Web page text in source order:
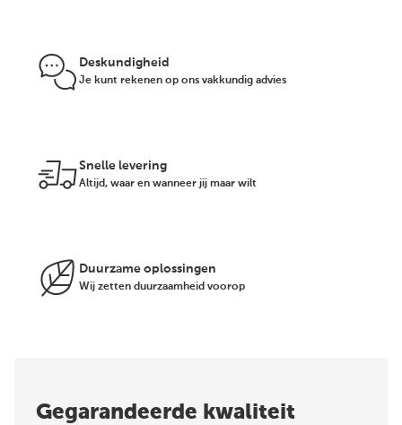
Deskundigheid
Je kunt rekenen op ons vakkundig advies
Snelle levering
Altijd, waar en wanneer jij maar wilt
Duurzame oplossingen
Wij zetten duurzaamheid voorop
Gegarandeerde kwaliteit